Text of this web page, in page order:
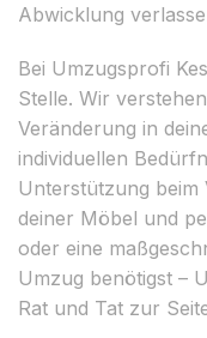
Abwicklung
Bei Umzugsprofi
Stelle. Wir
Veränderung in
individuellen
Unterstützung beim
deiner Möbel und
oder eine
Umzug benötigst –
Rat und Tat zur